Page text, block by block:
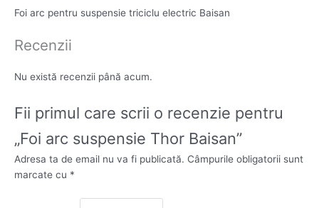
Foi arc pentru suspensie triciclu electric Baisan
Recenzii
Nu există recenzii până acum.
Fii primul care scrii o recenzie pentru
„Foi arc suspensie Thor Baisan”
Adresa ta de email nu va fi publicată. Câmpurile obligatorii sunt
marcate cu *